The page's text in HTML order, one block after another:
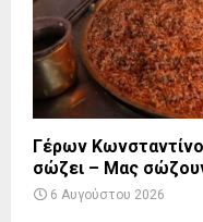
Γέρων
σώζει – Μας
6 Αυγούστου 2026